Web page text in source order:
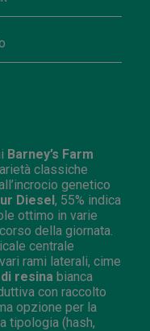
Barney’s Farm
classiche
genetico
Diesel, 55% indica
ottimo in varie
della giornata.
centrale
rami laterali, cime
resina bianca
con raccolto
opzione per la
tipologia (hash,